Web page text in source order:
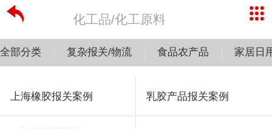
化工品/化工原料
全部分类 复杂报关/物流 食品农产品 家居日
上海橡胶报关案例 乳胶产品报关案例